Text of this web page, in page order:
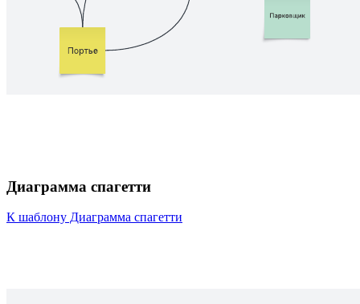
Диаграмма спагетти
К шаблону Диаграмма спагетти